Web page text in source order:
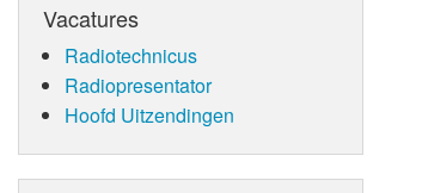
Vacatures
Radiotechnicus
Radiopresentator
Hoofd Uitzendingen